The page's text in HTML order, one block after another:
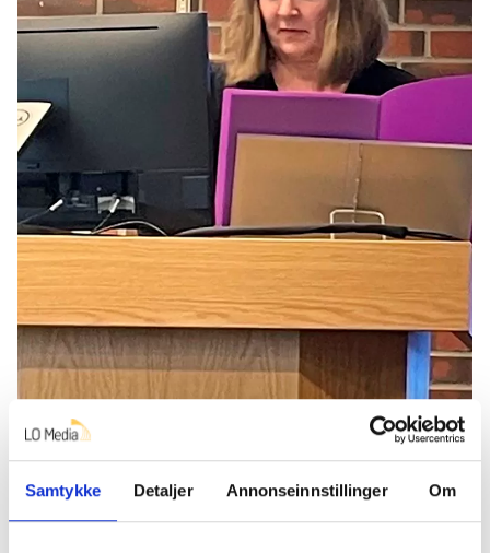
Samtykke Detaljer Annonseinnstillinger Om
Privat
Privat